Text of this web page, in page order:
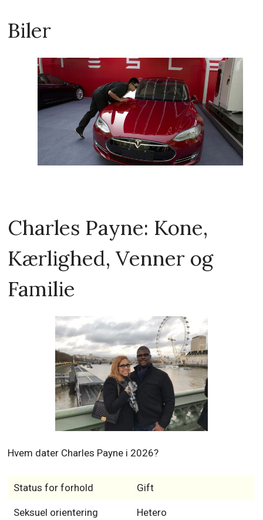
Biler
Charles Payne: Kone,
Kærlighed, Venner og
Familie
Hvem dater Charles Payne i 2026?
Status for forhold Gift
Seksuel orientering Hetero